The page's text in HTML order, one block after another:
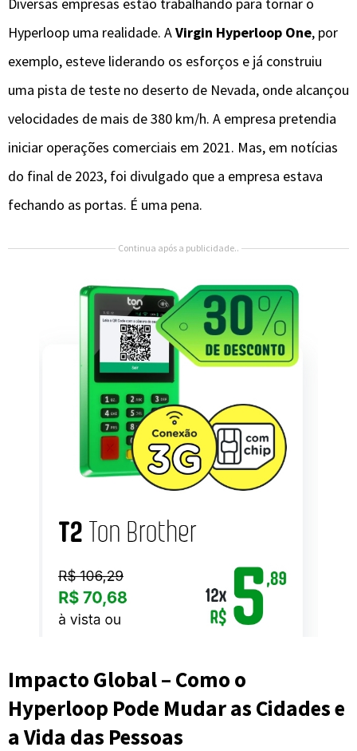
Diversas empresas estão trabalhando para tornar o
Hyperloop uma realidade. AVirgin Hyperloop One, por
exemplo, esteve liderando os esforços e já construiu
uma pista de teste no deserto de Nevada, onde alcançou
velocidades de mais de 380 km/h. A empresa pretendia
iniciar operações comerciais em 2021. Mas, em notícias
do final de 2023, foi divulgado que a empresa estava
fechando as portas. É uma pena.
Continua após a publicidade..
Impacto Global – Como o
Hyperloop Pode Mudar as Cidades e
a Vida das Pessoas